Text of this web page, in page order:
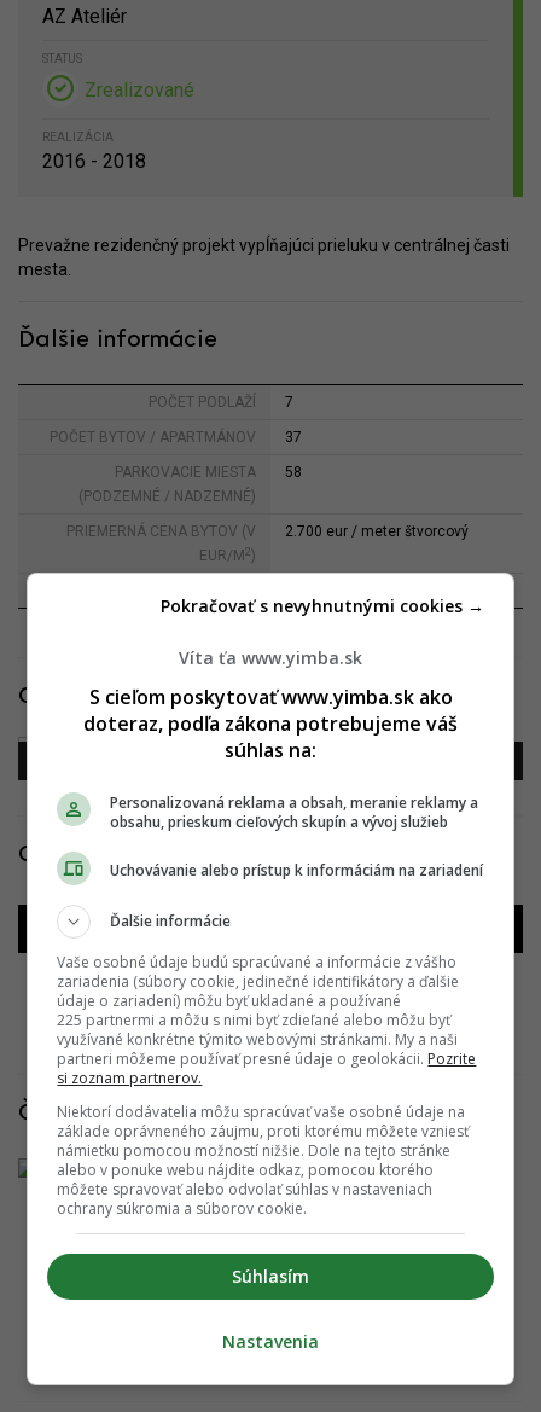
AZ Ateliér
STATUS
Zrealizované
REALIZÁCIA
2016 - 2018
Prevažne rezidenčný projekt vypĺňajúci prieluku v centrálnej časti
mesta.
Ďalšie informácie
POČET PODLAŽÍ 7
POČET BYTOV / APARTMÁNOV 37
PARKOVACIE MIESTA
(PODZEMNÉ / NADZEMNÉ)
58
PRIEMERNÁ CENA BYTOV (V
EUR/M 2 )
2.700 eur / meter štvorcový
Galéria
Construction updates
19.03.2018
Všetky fotografie
Články k projektu
Construction
update:
6.11.2017
Víta ťa www.yimba.sk
S cieľom poskytovať www.yimba.sk ako
doteraz, podľa zákona potrebujeme váš
súhlas na:
Personalizovaná reklama a obsah, meranie reklamy a
obsahu, prieskum cieľových skupín a vývoj služieb
Uchovávanie alebo prístup k informáciám na zariadení
Ďalšie informácie
Vaše osobné údaje budú spracúvané a informácie z vášho
zariadenia (súbory cookie, jedinečné identifikátory a ďalšie
údaje o zariadení) môžu byť ukladané a používané
225 partnermi a môžu s nimi byť zdieľané alebo môžu byť
využívané konkrétne týmito webovými stránkami. My a naši
partneri môžeme používať presné údaje o geolokácii. Pozrite
si zoznam partnerov.
Niektorí dodávatelia môžu spracúvať vaše osobné údaje na
základe oprávneného záujmu, proti ktorému môžete vzniesť
námietku pomocou možností nižšie. Dole na tejto stránke
alebo v ponuke webu nájdite odkaz, pomocou ktorého
môžete spravovať alebo odvolať súhlas v nastaveniach
ochrany súkromia a súborov cookie.
Súhlasím
Pokračovať s nevyhnutnými cookies →
Nastavenia